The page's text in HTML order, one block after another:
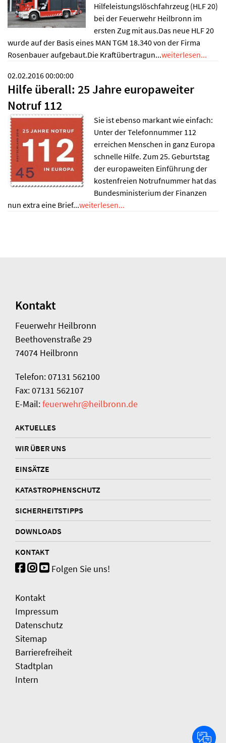
Hilfeleistungslöschfahrzeug (HLF 20)
bei der Feuerwehr Heilbronn im
ersten Zug mit aus.Das neue HLF 20
wurde auf der Basis eines MAN TGM 18.340 von der Firma
Rosenbauer aufgebaut.Die Kraftübertragun...weiterlesen...
02.02.2016 00:00:00
Hilfe überall: 25 Jahre europaweiter
Notruf 112
Sie ist ebenso markant wie einfach:
Unter der Telefonnummer 112
erreichen Menschen in ganz Europa
schnelle Hilfe. Zum 25. Geburtstag
der europaweiten Einführung der
kostenfreien Notrufnummer hat das
Bundesministerium der Finanzen
nun extra eine Brief...weiterlesen...
Kontakt
Feuerwehr Heilbronn
Beethovenstraße 29
74074 Heilbronn
Telefon: 07131 562100
Fax: 07131 562107
E-Mail:feuerwehr@heilbronn.de
AKTUELLES
WIR ÜBER UNS
EINSÄTZE
KATASTROPHENSCHUTZ
SICHERHEITSTIPPS
DOWNLOADS
KONTAKT
Folgen Sie uns!
Kontakt
Impressum
Datenschutz
Sitemap
Barrierefreiheit
Stadtplan
Intern